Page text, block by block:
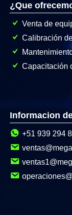
¿Que
Venta de
Calibración
Capacitación
Informacion
+51 939 294